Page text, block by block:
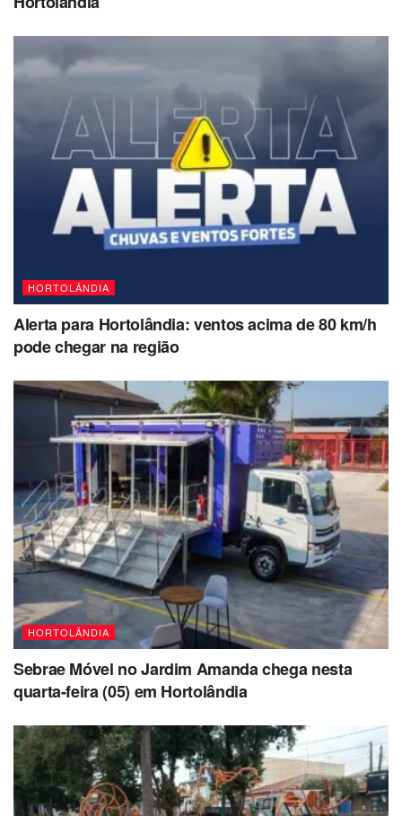
HORTOLÂNDIA
Alerta para Hortolândia: ventos acima de 80 km/h
pode chegar na região
HORTOLÂNDIA
Sebrae Móvel no Jardim Amanda chega nesta
quarta-feira (05) em Hortolândia